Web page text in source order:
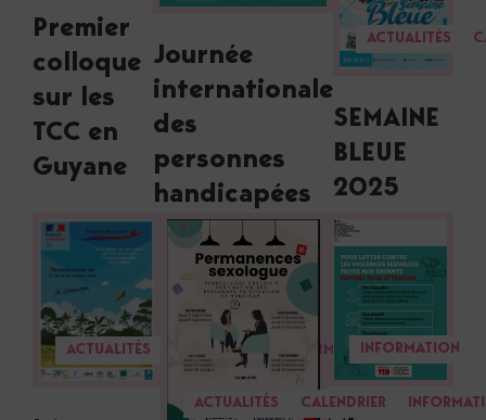
Premier
colloque
sur les
TCC en
Guyane
Journée
internationale
des
personnes
handicapées
ACTUALITÉS
SEMAINE
BLEUE
2025
ACTUALITÉS CALENDRIER INFORMATION
ACTUALITÉS CALENDRIER
INFORMATION